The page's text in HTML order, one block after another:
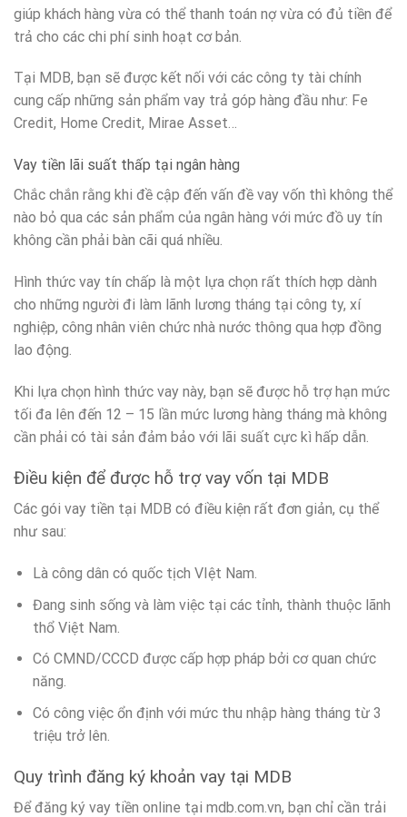
giúp khách hàng vừa có thể thanh toán nợ vừa có đủ tiền để
trả cho các chi phí sinh hoạt cơ bản.
Tại MDB, bạn sẽ được kết nối với các công ty tài chính
cung cấp những sản phẩm vay trả góp hàng đầu như: Fe
Credit, Home Credit, Mirae Asset…
Vay tiền lãi suất thấp tại ngân hàng
Chắc chắn rằng khi đề cập đến vấn đề vay vốn thì không thể
nào bỏ qua các sản phẩm của ngân hàng với mức đồ uy tín
không cần phải bàn cãi quá nhiều.
Hình thức vay tín chấp là một lựa chọn rất thích hợp dành
cho những người đi làm lãnh lương tháng tại công ty, xí
nghiệp, công nhân viên chức nhà nước thông qua hợp đồng
lao động.
Khi lựa chọn hình thức vay này, bạn sẽ được hỗ trợ hạn mức
tối đa lên đến 12 – 15 lần mức lương hàng tháng mà không
cần phải có tài sản đảm bảo với lãi suất cực kì hấp dẫn.
Điều kiện để được hỗ trợ vay vốn tại MDB
Các gói vay tiền tại MDB có điều kiện rất đơn giản, cụ thể
như sau:
Là công dân có quốc tịch VIệt Nam.
Đang sinh sống và làm việc tại các tỉnh, thành thuộc lãnh
thổ Việt Nam.
Có CMND/CCCD được cấp hợp pháp bởi cơ quan chức
năng.
Có công việc ổn định với mức thu nhập hàng tháng từ 3
triệu trở lên.
Quy trình đăng ký khoản vay tại MDB
Để đăng ký vay tiền online tại mdb.com.vn, bạn chỉ cần trải